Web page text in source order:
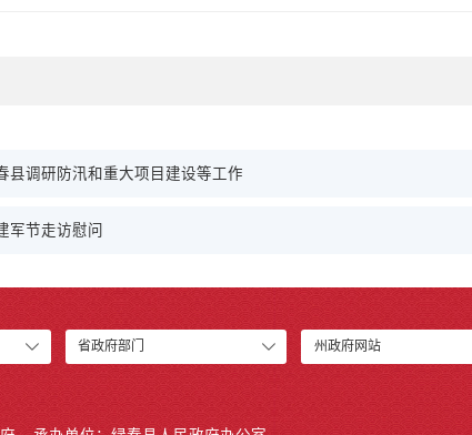
县调研防汛和重大项目建设等工作
军节走访慰问
省政府部门 州政府网站